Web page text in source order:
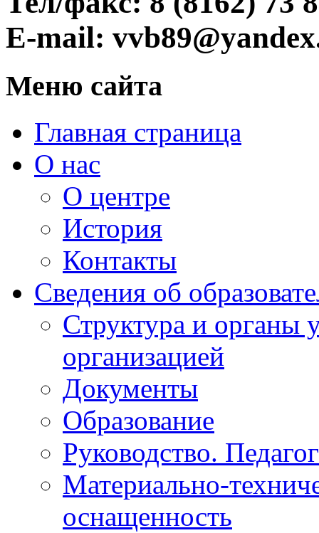
E-mail:
Меню сайта
Главная страница
О нас
О центре
История
Контакты
Сведения об
Структура и органы
организацией
Документы
Образование
Руководство.
Материально-
оснащенность